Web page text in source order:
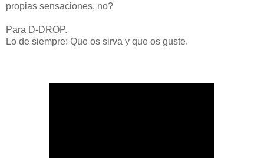
propias sensaciones, no?
Para D-DROP.
Lo de siempre: Que os sirva y que os guste.